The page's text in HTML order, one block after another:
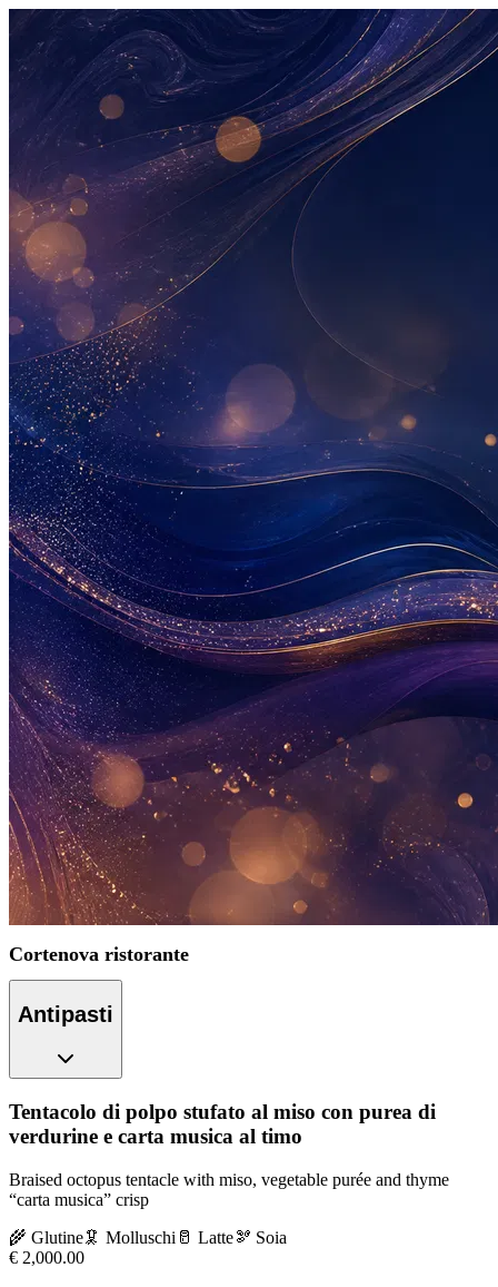
Cortenova ristorante
Antipasti
Tentacolo di polpo stufato al miso con purea di
verdurine e carta musica al timo
Braised octopus tentacle with miso, vegetable purée and thyme
“carta musica” crisp
🌾 Glutine🦑 Molluschi 🥛 Latte🫘 Soia
€ 2,000.00